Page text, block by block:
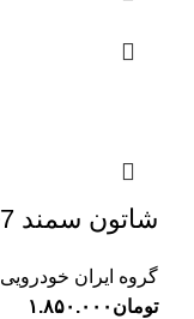
شاتون سمند EF7 – دنا SUNEX سانکس
گروه ایران خودرویی
تومان ۱.۸۵۰.۰۰۰